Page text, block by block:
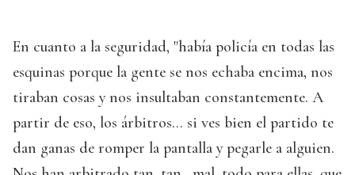
En cuanto a la seguridad, "había policía en todas las
esquinas porque la gente se nos echaba encima, nos
tiraban cosas y nos insultaban constantemente. A
partir de eso, los árbitros... si ves bien el partido te
dan ganas de romper la pantalla y pegarle a alguien.